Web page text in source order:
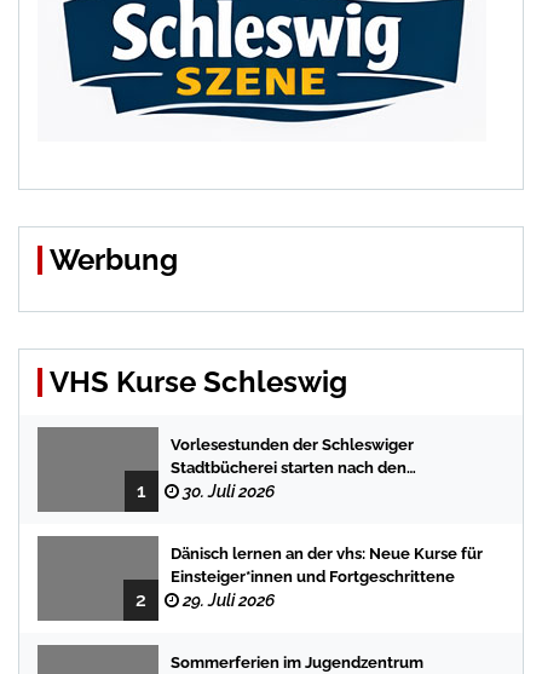
Werbung
VHS Kurse Schleswig
1
Vorlesestunden der Schleswiger
Stadtbücherei starten nach den
Sommerferien mit spannenden
30. Juli 2026
2
Dänisch lernen an der vhs: Neue Kurse für
Einsteiger*innen und Fortgeschrittene
29. Juli 2026
Sommerferien im Jugendzentrum